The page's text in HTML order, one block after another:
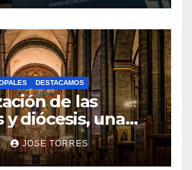
N
O
H
A
Y
C
O
M
DESTACAMOS
de las
y diócesis, una
para el futuro de
JOSE TORRES
N